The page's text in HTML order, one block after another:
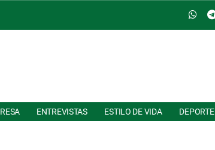
ENTREVISTAS ESTILO DE VIDA DEPORTE